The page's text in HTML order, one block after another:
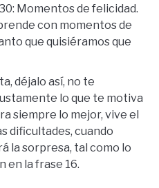
Momentos de felicidad.
con momentos de
que quisiéramos que
déjalo así, no te
lo que te motiva
siempre lo mejor, vive el
dificultades, cuando
la sorpresa, tal como lo
en la frase 16.